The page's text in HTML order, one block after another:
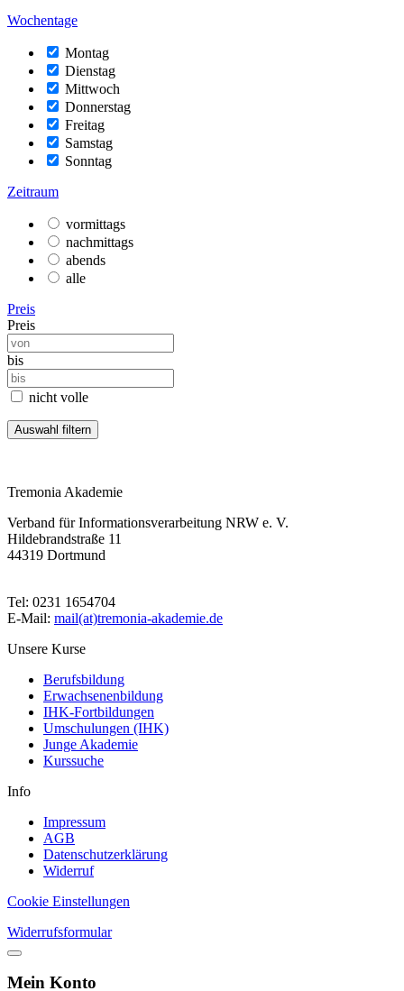
Wochentage
Montag
Dienstag
Mittwoch
Donnerstag
Freitag
Samstag
Sonntag
Zeitraum
vormittags
nachmittags
abends
alle
Preis
Preis
bis
nicht volle
Tremonia Akademie
Verband für Informationsverarbeitung NRW e. V.
Hildebrandstraße 11
44319 Dortmund
Tel: 0231 1654704
E-Mail: mail(at)tremonia-akademie.de
Unsere Kurse
Berufsbildung
Erwachsenenbildung
IHK-Fortbildungen
Umschulungen (IHK)
Junge Akademie
Kurssuche
Info
Impressum
AGB
Datenschutzerklärung
Widerruf
Cookie Einstellungen
Widerrufsformular
Mein Konto